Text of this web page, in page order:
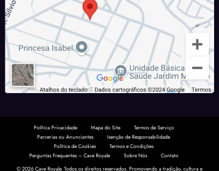
Política Privacidade Mapa do Site
Termos de Serviço
Parcerias ou Anunciantes
Isenção de Responsabilidade
Política de Cookies
Termos e Condições
Perguntas Frequentes – Cave Royale
Sobre Nós
Contato
© 2026 Cave Royale. Todos os direitos reservados. Promovendo a tradição, cultura e